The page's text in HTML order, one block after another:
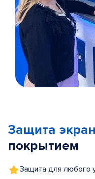
5
Защита
покрытием
Защита для любого